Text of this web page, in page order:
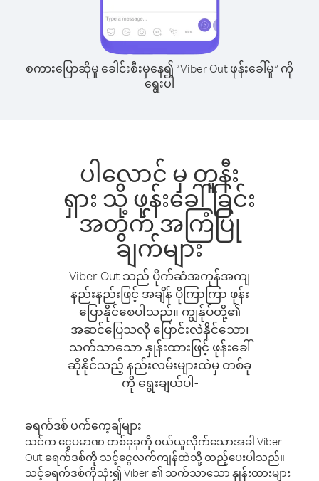
စကားပြောဆိုမှု ခေါင်းစီးမှနေ၍ “Viber Out ဖုန်းခေါ်မှု” ကို
ရွေးပါ
ပါလောင် မှ တူနီး
ရှား သို့ ဖုန်းခေါ်ခြင်း
အတွက် အကြံပြု
ချက်များ
Viber Out သည် ပိုက်ဆံအကုန်အကျ
နည်းနည်းဖြင့် အချိန် ပိုကြာကြာ ဖုန်း
ပြောနိုင်စေပါသည်။ ကျွန်ုပ်တို့၏
အဆင်ပြေသလို ပြောင်းလဲနိုင်သော၊
သက်သာသော နှုန်းထားဖြင့် ဖုန်းခေါ်
ဆိုနိုင်သည့် နည်းလမ်းများထဲမှ တစ်ခု
ကို ရွေးချယ်ပါ-
ခရက်ဒစ် ပက်ကေ့ချ်များ
သင်က ငွေပမာဏ တစ်ခုခုကို ဝယ်ယူလိုက်သောအခါ Viber
Out ခရက်ဒစ်ကို သင့်ငွေလက်ကျန်ထဲသို့ ထည့်ပေးပါသည်။
သင့်ခရက်ဒစ်ကိုသုံး၍ Viber ၏ သက်သာသော နှုန်းထားများ